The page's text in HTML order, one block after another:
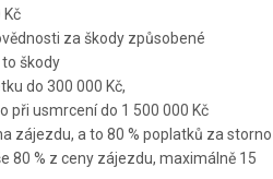
Kč
za škody způsobené
škody
do 300 000 Kč,
při usmrcení do 1 500 000 Kč
zájezdu, a to 80 % poplatků za storno
80 % z ceny zájezdu, maximálně 15